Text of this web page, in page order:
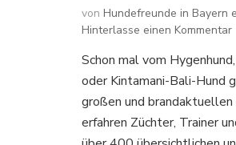
von Hundefreunde in Bayern
Hinterlasse einen Kommentarzu
Schon mal vom
oder Kintamani-Bali-Hund
großen und
erfahren Züchter, Trainer